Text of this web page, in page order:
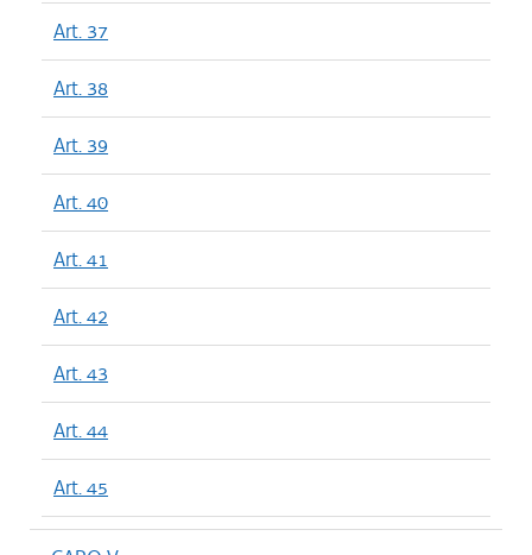
Art. 37
Art. 38
Art. 39
Art. 40
Art. 41
Art. 42
Art. 43
Art. 44
Art. 45